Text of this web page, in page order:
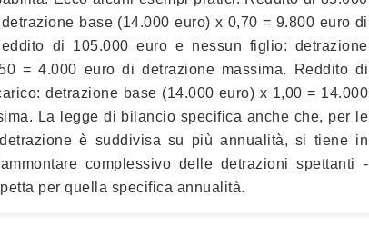
base (14.000 euro) x 0,70 = 9.800 euro di
di 105.000 euro e nessun figlio: detrazione
= 4.000 euro di detrazione massima. Reddito di
detrazione base (14.000 euro) x 1,00 = 14.000
La legge di bilancio specifica anche che, per le
è suddivisa su più annualità, si tiene in
complessivo delle detrazioni spettanti -
per quella specifica annualità.